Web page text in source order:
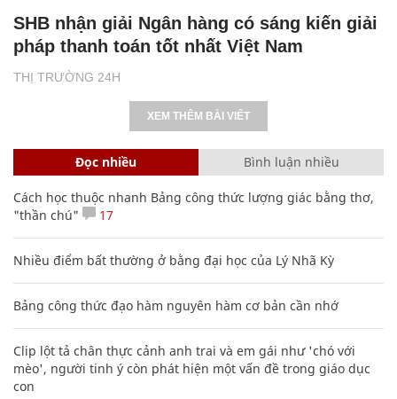
THỊ TRƯỜNG 24H
SHB nhận giải Ngân hàng có sáng kiến giải
pháp thanh toán tốt nhất Việt Nam
XEM THÊM BÀI VIẾT
Đọc nhiều Bình luận nhiều
Cách học thuộc nhanh Bảng công thức lượng giác bằng thơ,
"thần chú"
17
Nhiều điểm bất thường ở bằng đại học của Lý Nhã Kỳ
Bảng công thức đạo hàm nguyên hàm cơ bản cần nhớ
Clip lột tả chân thực cảnh anh trai và em gái như 'chó với
mèo', người tinh ý còn phát hiện một vấn đề trong giáo dục
con